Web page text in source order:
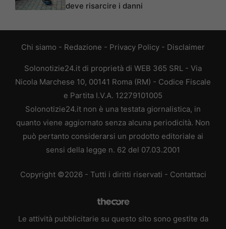
deve risarcire i danni
Chi siamo - Redazione - Privacy Policy - Disclaimer
Solonotizie24.it di proprietà di WEB 365 SRL - Via
Nicola Marchese 10, 00141 Roma (RM) - Codice Fiscale
e Partita I.V.A. 12279101005
Solonotizie24.it non è una testata giornalistica, in
quanto viene aggiornato senza alcuna periodicità. Non
può pertanto considerarsi un prodotto editoriale ai
sensi della legge n. 62 del 07.03.2001
Copyright ©2026 - Tutti i diritti riservati - Contattaci
Le attività pubblicitarie su questo sito sono gestite da